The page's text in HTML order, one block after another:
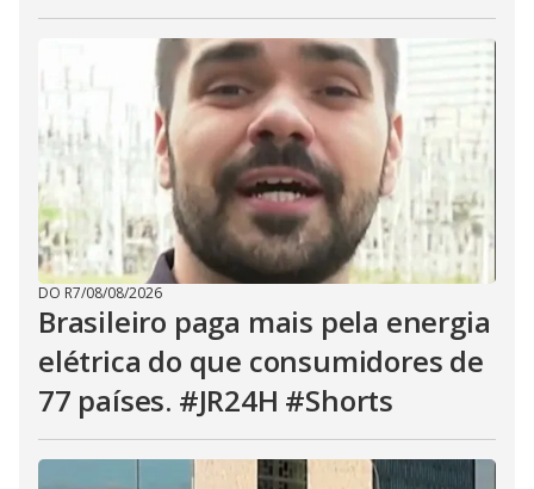
DO R7/08/08/2026
Brasileiro paga mais pela energia
elétrica do que consumidores de
77 países. #JR24H #Shorts